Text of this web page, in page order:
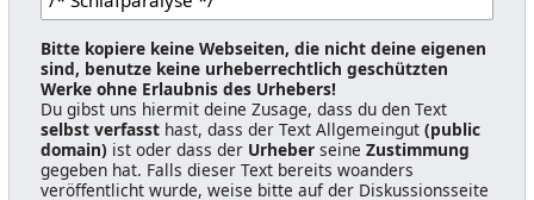
Bitte kopiere keine Webseiten, die nicht deine eigenen
sind, benutze keine urheberrechtlich geschützten
Werke ohne Erlaubnis des Urhebers!
Du gibst uns hiermit deine Zusage, dass du den Text
selbst verfasst hast, dass der Text Allgemeingut(public
domain) ist oder dass der Urheber seineZustimmung
gegeben hat. Falls dieser Text bereits woanders
veröffentlicht wurde, weise bitte auf der Diskussionsseite